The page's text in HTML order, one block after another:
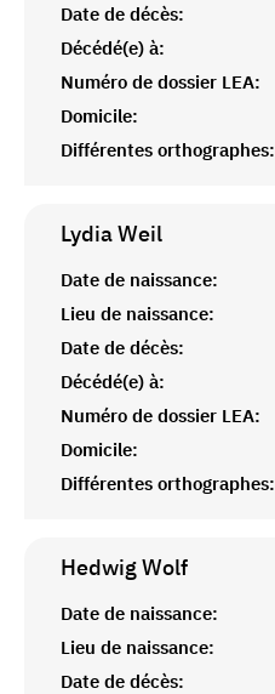
Date de décès:
Décédé(e) à:
Numéro de dossier LEA:
Domicile:
Différentes orthographes:
LydiaWeil
Date de naissance:
Lieu de naissance:
Date de décès:
Décédé(e) à:
Numéro de dossier LEA:
Domicile:
Différentes orthographes:
HedwigWolf
Date de naissance:
Lieu de naissance:
Date de décès: